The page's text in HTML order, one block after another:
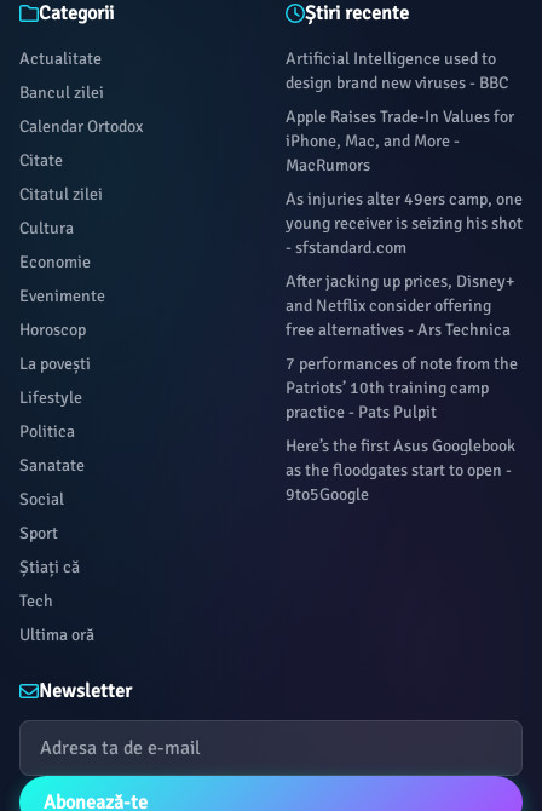
Categorii
Actualitate
Bancul zilei
Calendar Ortodox
Citate
Citatul zilei
Cultura
Economie
Evenimente
Horoscop
La povești
Lifestyle
Politica
Sanatate
Social
Sport
Știați că
Tech
Ultima oră
Știri recente
Artificial Intelligence used to
design brand new viruses - BBC
Apple Raises Trade-In Values for
iPhone, Mac, and More -
MacRumors
As injuries alter 49ers camp, one
young receiver is seizing his shot
- sfstandard.com
After jacking up prices, Disney+
and Netflix consider offering
free alternatives - Ars Technica
7 performances of note from the
Patriots’ 10th training camp
practice - Pats Pulpit
Here’s the first Asus Googlebook
as the floodgates start to open -
9to5Google
Newsletter
Abonează-te